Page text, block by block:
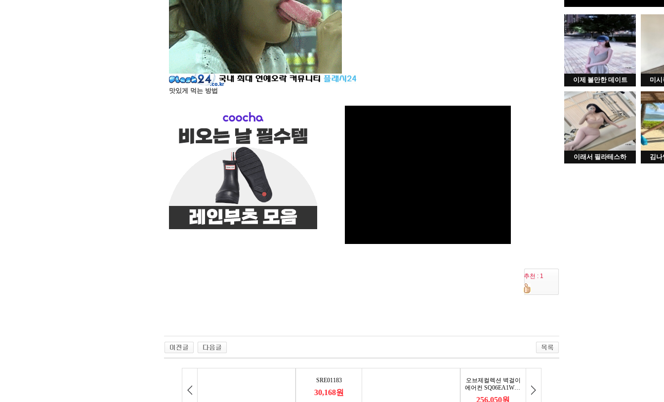
이제 볼만한 데이트 미시
이래서 필라테스하 김나
맛있게 먹는 방법
추천 : 1